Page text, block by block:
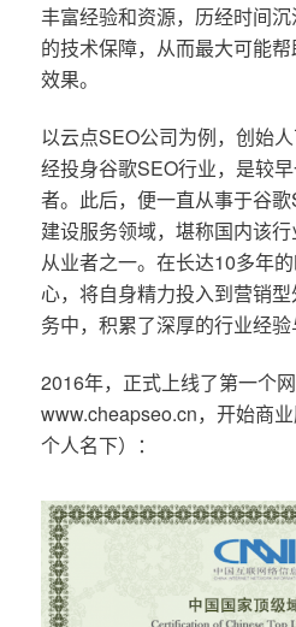
丰富经验和资源，历经时间
的技术保障，从而最大可能
效果。
以云点SEO公司为例，创始
经投身谷歌SEO行业，是较
者。此后，便一直从事于谷
建设服务领域，堪称国内该
从业者之一。在长达10多年
心，将自身精力投入到营销
务中，积累了深厚的行业经验
2016年，正式上线了第一个网
www.cheapseo.cn，开始商
个人名下）：